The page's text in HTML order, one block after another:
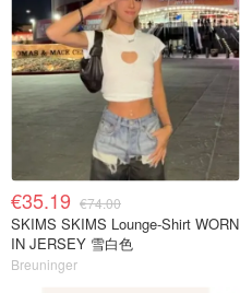
€35.19 €74.00
SKIMS SKIMS Lounge-Shirt WORN
IN JERSEY 雪白色
Breuninger